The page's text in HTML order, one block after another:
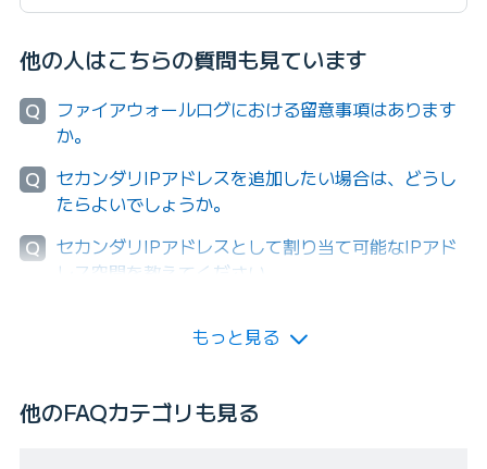
他の人はこちらの質問も見ています
Q
ファイアウォールログにおける留意事項はあります
か。
Q
セカンダリIPアドレスを追加したい場合は、どうし
たらよいでしょうか。
Q
セカンダリIPアドレスとして割り当て可能なIPアド
レス空間を教えてください。
もっと見る
他のFAQカテゴリも見る